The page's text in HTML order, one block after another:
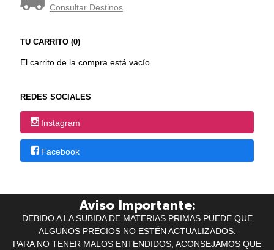
Consultar Destinos
TU CARRITO (0)
El carrito de la compra está vacío
REDES SOCIALES
Instagram
Facebook
Aviso Importante:
DEBIDO A LA SUBIDA DE MATERIAS PRIMAS PUEDE QUE
ALGUNOS PRECIOS NO ESTÉN ACTUALIZADOS.
PARA NO TENER MALOS ENTENDIDOS, ACONSEJAMOS QUE